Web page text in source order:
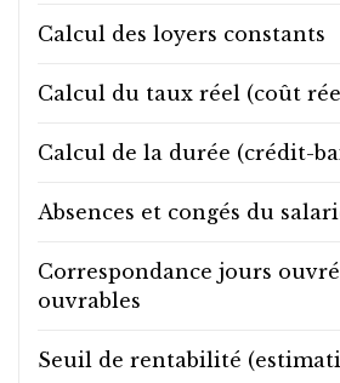
Calcul des loyers constants
Calcul du taux réel (coût
Calcul de la durée (crédit-
Absences et congés du
Correspondance jours
ouvrables
Seuil de rentabilité